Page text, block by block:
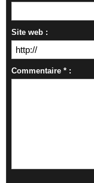
Site web :
Commentaire * :